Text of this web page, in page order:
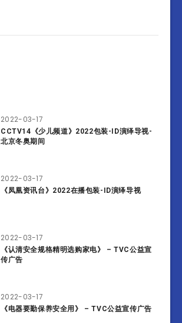
2022-03-17
CCTV14《少儿频道》2022包装-ID演绎导视-
北京冬奥期间
2022-03-17
《凤凰资讯台》2022在播包装-ID演绎导视
2022-03-17
《认清安全规格精明选购家电》 – TVC公益宣
传广告
2022-03-17
《电器要勤保养安全用》 – TVC公益宣传广告